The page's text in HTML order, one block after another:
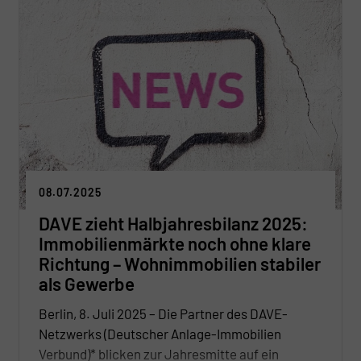
Österreich beleuchtet.
08.07.2025
DAVE zieht Halbjahresbilanz 2025:
Immobilienmärkte noch ohne klare
Richtung – Wohnimmobilien stabiler
als Gewerbe
Berlin, 8. Juli 2025 – Die Partner des DAVE-
Netzwerks (Deutscher Anlage-Immobilien
Verbund)* blicken zur Jahresmitte auf ein